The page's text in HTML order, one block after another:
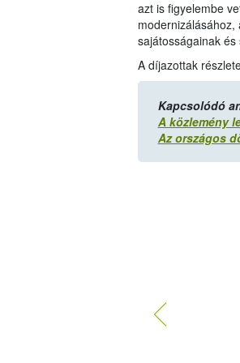
azt is figyelembe
sajátosságainak
A díjazottak
Kapcsolódó
A közlemény
Az országos